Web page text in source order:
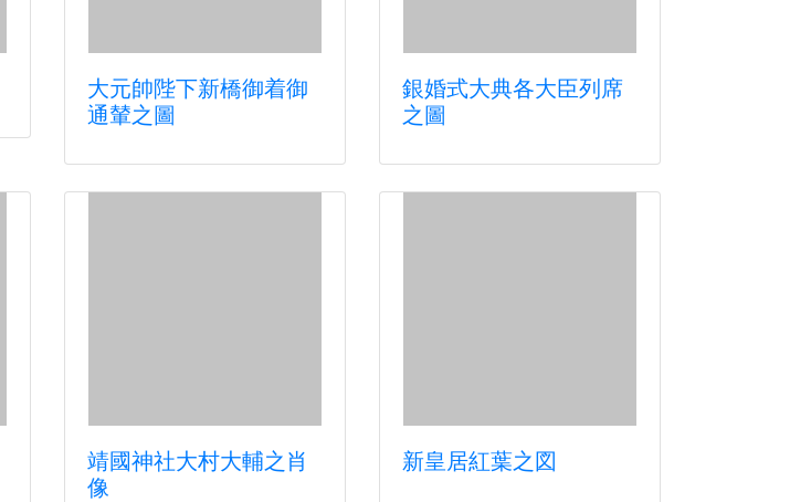
大元帥陛下新橋御着御
通輦之圖
銀婚式大典各大臣列席
之圖
靖國神社大村大輔之肖
像
新皇居紅葉之図